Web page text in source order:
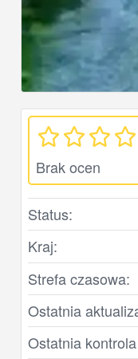
Brak ocen
Status:
Kraj:
Strefa czasowa:
Ostatnia
Ostatnia